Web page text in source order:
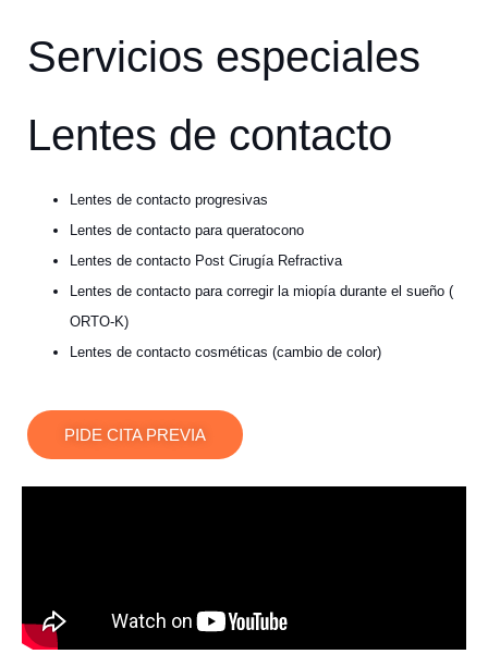
Servicios especiales
Lentes de contacto
Lentes de contacto progresivas
Lentes de contacto para queratocono
Lentes de contacto Post Cirugía Refractiva
Lentes de contacto para corregir la miopía durante el sueño (
ORTO-K)
Lentes de contacto cosméticas (cambio de color)
PIDE CITA PREVIA